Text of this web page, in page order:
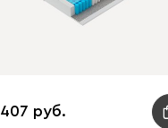
407